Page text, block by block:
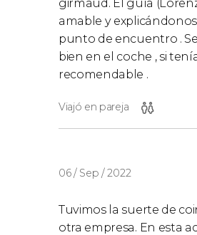
girmaud. El guía
amable y
punto de encuentro .
bien en el coche , si
recomendable .
Viajó en pareja
06 / Sep / 2022
Tuvimos la suerte de
otra empresa. En esta